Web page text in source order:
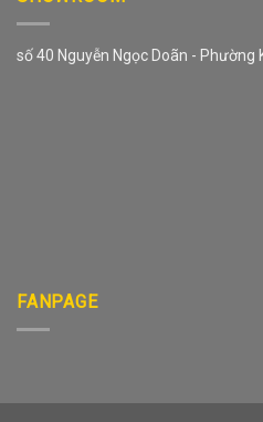
số 40 Nguyễn Ngọc Doãn - Phường
FANPAGE